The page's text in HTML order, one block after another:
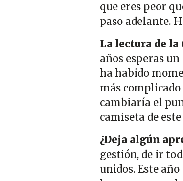
que eres peor
paso adelante.
La lectura de la
años esperas
ha habido
más
cambiaría el
camiseta de
¿Deja algún
gestión, de ir
unidos. Este